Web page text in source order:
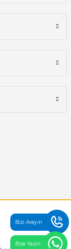
Bizi Arayın
Bize Yazın